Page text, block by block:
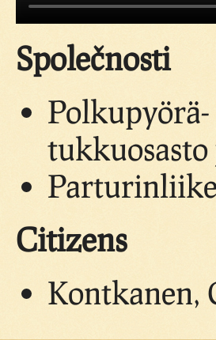
Společnosti
tukkuosasto
Citizens
Kontkanen,